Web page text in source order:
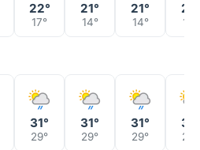
22°
17°
21°
14°
21°
14°
21°
15°
31°
29°
31°
29°
31°
29°
31°
29°